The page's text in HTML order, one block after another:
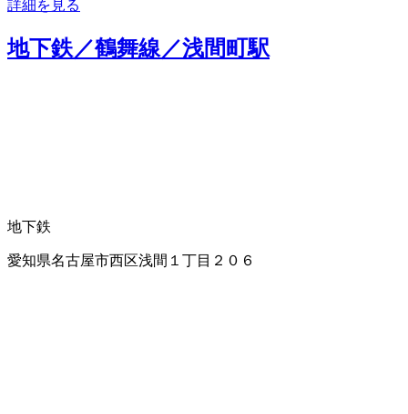
詳細を見る
地下鉄／鶴舞線／浅間町駅
地下鉄
愛知県名古屋市西区浅間１丁目２０６